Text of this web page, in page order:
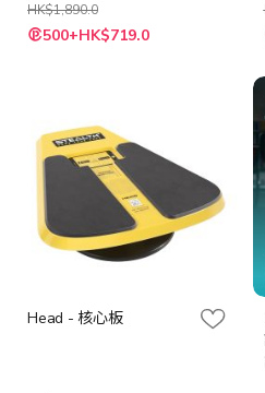
HK$1,890.0
500+HK$719.0
Head - 核心板